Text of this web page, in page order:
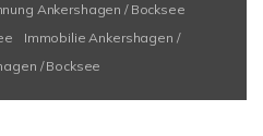
Ankershagen / Bocksee
Immobilie Ankershagen /
/ Bocksee